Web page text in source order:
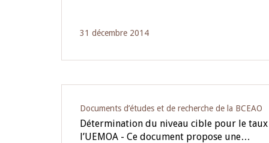
31 décembre 2014
Documents d’études et de recherche de la BCEAO
Détermination du niveau cible pour le
l’UEMOA - Ce document propose une…